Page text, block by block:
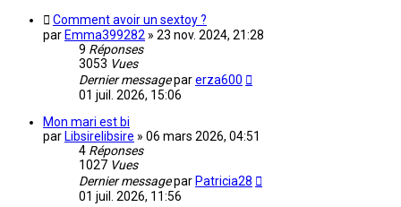
Comment avoir un sextoy ?
par Emma399282 » 23 nov. 2024, 21:28
9 Réponses
3053 Vues
Dernier messageparerza600
01 juil. 2026, 15:06
Mon mari est bi
par Libsirelibsire » 06 mars 2026, 04:51
4 Réponses
1027 Vues
Dernier messagepar Patricia28
01 juil. 2026, 11:56